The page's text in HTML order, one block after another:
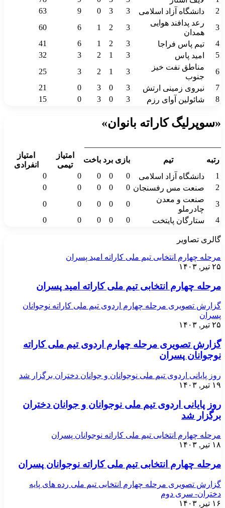
2
دانشگاه آزاد اسلامی 3
3
0
9
63
3
رعد پدافند هوایی
همدان
3
2
1
6
60
4
تیم پاس فراجا 3
2
1
6
41
5
امید پاس 3
1
2
3
32
6
مناطق نفت خیز
جنوب
3
1
2
3
25
7
نیروی زمینی ارتش 3
0
3
0
21
8
شائولین آوای رزم 3
0
3
0
15
«سوپرلیگ کاراته بانوان»
رتبه
تیم بازی برد باخت
امتیاز
تیمی
امتیاز
انفرادی
1
دانشگاه آزاد اسلامی 0
0
0
0
0
2
صنعت مس رفسنجان 0
0
0
0
0
3
صنعت و معدن
چادرملو
0
0
0
0
0
4
ستارگان پایتخت 0
0
0
0
0
گالری تصاویر
مرحله چهارم انتخابی تیم ملی کاراته امید پسران
۲۵ تیر, ۱۴۰۳
مرحله چهارم انتخابی تیم ملی کاراته امید پسران
گزارش تصویری مرحله چهارم اردوی تیم ملی کاراته نوجوانان
پسران
۲۵ تیر, ۱۴۰۳
گزارش تصویری مرحله چهارم اردوی تیم ملی کاراته
نوجوانان پسران
روز پایانی اردوی تیم ملی نوجوانان و جوانان دختران برگزار شد
۱۹ تیر, ۱۴۰۳
روز پایانی اردوی تیم ملی نوجوانان و جوانان دختران
برگزار شد
مرحله چهارم انتخابی تیم ملی کاراته نوجوانان پسران
۱۸ تیر, ۱۴۰۳
مرحله چهارم انتخابی تیم ملی کاراته نوجوانان پسران
گزارش تصویری مرحله چهارم انتخابی تیم ملی رده های پایه
دختران- سری دوم
۱۶ تیر, ۱۴۰۳